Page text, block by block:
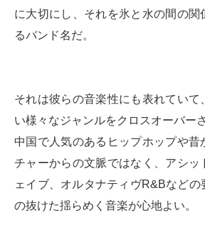
に大切にし、それを氷と水の間の関
るバンド名だ。
それは彼らの音楽性にも表れていて
い様々なジャンルをクロスオーバー
中国で人気のあるヒップホップや昔
チャーからの文脈ではなく、アシッ
ェイブ、オルタナティヴR&Bなどの
の抜けた揺らめく音楽が心地よい。